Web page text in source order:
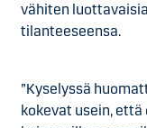
vähiten
tilanteeseensa.
”Kyselyssä
kokevat usein,